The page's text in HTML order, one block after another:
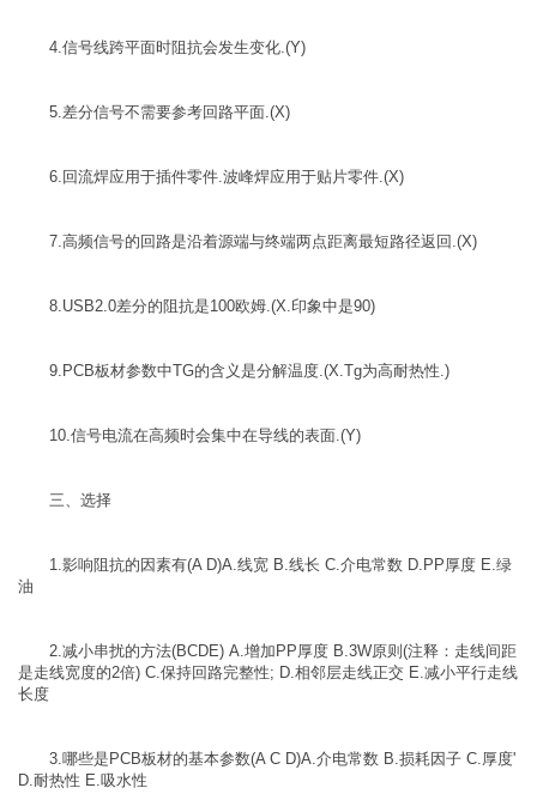
4.信号线跨平面时阻抗会发生变化.(Y)
5.差分信号不需要参考回路平面.(X)
6.回流焊应用于插件零件.波峰焊应用于贴片零件.(X)
7.高频信号的回路是沿着源端与终端两点距离最短路径返回.(X)
8.USB2.0差分的阻抗是100欧姆.(X.印象中是90)
9.PCB板材参数中TG的含义是分解温度.(X.Tg为高耐热性.)
10.信号电流在高频时会集中在导线的表面.(Y)
三、选择
1.影响阻抗的因素有(A D)A.线宽 B.线长 C.介电常数 D.PP厚度 E.绿
油
2.减小串扰的方法(BCDE) A.增加PP厚度 B.3W原则(注释：走线间距
是走线宽度的2倍) C.保持回路完整性; D.相邻层走线正交 E.减小平行走线
长度
3.哪些是PCB板材的基本参数(A C D)A.介电常数 B.损耗因子 C.厚度'
D.耐热性 E.吸水性